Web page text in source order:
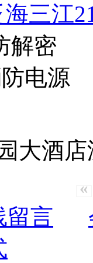
海三江
大酒
«
留言